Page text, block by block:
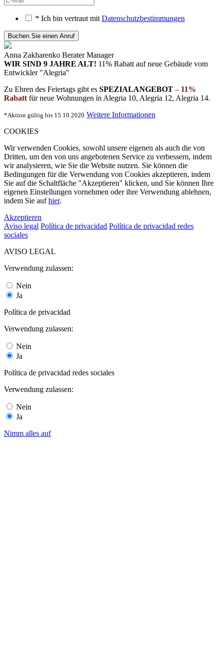
* Ich bin vertraut mit Datenschutzbestimmungen
Anna Zakharenko Berater Manager
WIR SIND 9 JAHRE ALT! 11% Rabatt auf neue Gebäude vom
Entwickler "Alegria"
Zu Ehren des Feiertags gibt es SPEZIALANGEBOT – 11%
Rabatt für neue Wohnungen in Alegria 10, Alegria 12, Alegria 14.
*Aktion gültig bis 15.10.2020 Weitere Informationen
COOKIES
Wir verwenden Cookies, sowohl unsere eigenen als auch die von
Dritten, um den von uns angebotenen Service zu verbessern, indem
wir analysieren, wie Sie die Website nutzen. Sie können die
Bedingungen für die Verwendung von Cookies akzeptieren, indem
Sie auf die Schaltfläche "Akzeptieren" klicken, und Sie können Ihre
eigenen Einstellungen vornehmen oder ihre Verwendung ablehnen,
indem Sie aufhier.
Akzeptieren
Aviso legal Política de privacidad Política de privacidad redes
sociales
AVISO LEGAL
Verwendung zulassen:
Nein
Ja
Política de privacidad
Verwendung zulassen:
Nein
Ja
Política de privacidad redes sociales
Verwendung zulassen:
Nein
Ja
Nimm alles auf